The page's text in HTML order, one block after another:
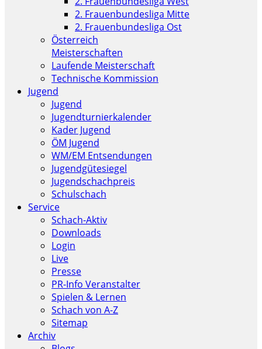
2. Frauenbundesliga Mitte
2. Frauenbundesliga Ost
Österreich
Meisterschaften
Laufende Meisterschaft
Technische Kommission
Jugend
Jugend
Jugendturnierkalender
Kader Jugend
ÖM Jugend
WM/EM Entsendungen
Jugendgütesiegel
Jugendschachpreis
Schulschach
Service
Schach-Aktiv
Downloads
Login
Live
Presse
PR-Info Veranstalter
Spielen & Lernen
Schach von A-Z
Sitemap
Archiv